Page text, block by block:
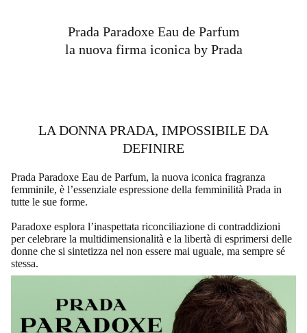
Prada Paradoxe Eau de Parfum
la nuova firma iconica by Prada
LA DONNA PRADA, IMPOSSIBILE DA
DEFINIRE
Prada Paradoxe Eau de Parfum, la nuova iconica fragranza
femminile, è l’essenziale espressione della femminilità Prada in
tutte le sue forme.
Paradoxe esplora l’inaspettata riconciliazione di contraddizioni
per celebrare la multidimensionalità e la libertà di esprimersi delle
donne che si sintetizza nel non essere mai uguale, ma sempre sé
stessa.